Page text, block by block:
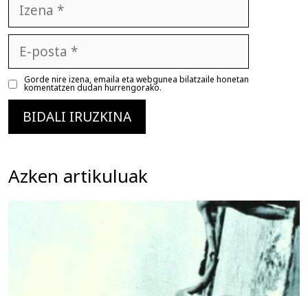
posta
Gorde nire izena, emaila eta webgunea bilatzaile honetan
komentatzen dudan hurrengorako.
Azken artikuluak